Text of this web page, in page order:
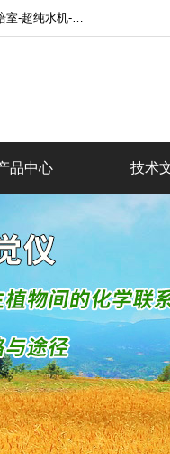
低温恒温槽厂家网站！
品中心 技术